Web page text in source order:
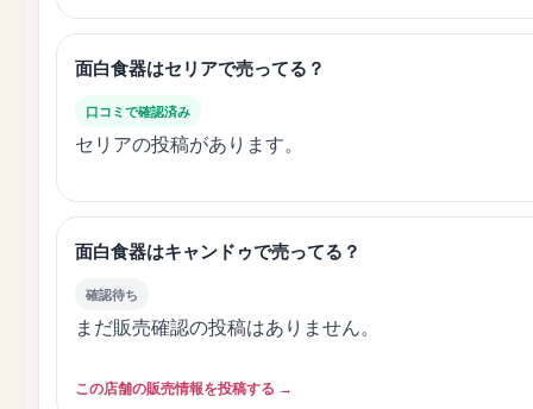
面白食器はセリアで売ってる？
口コミで確認済み
セリアの投稿があります。
面白食器はキャンドゥで売ってる？
確認待ち
まだ販売確認の投稿はありません。
この店舗の販売情報を投稿する →